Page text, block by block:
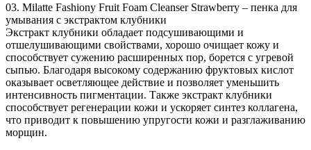
03. Milatte Fashiony Fruit Foam Cleanser Strawberry – пенка для
умывания с экстрактом клубники
Экстракт клубники обладает подсушивающими и
отшелушивающими свойствами, хорошо очищает кожу и
способствует сужению расширенных пор, борется с угревой
сыпью. Благодаря высокому содержанию фруктовых кислот
оказывает осветляющее действие и позволяет уменьшить
интенсивность пигментации. Также экстракт клубники
способствует регенерации кожи и ускоряет синтез коллагена,
что приводит к повышению упругости кожи и разглаживанию
морщин.